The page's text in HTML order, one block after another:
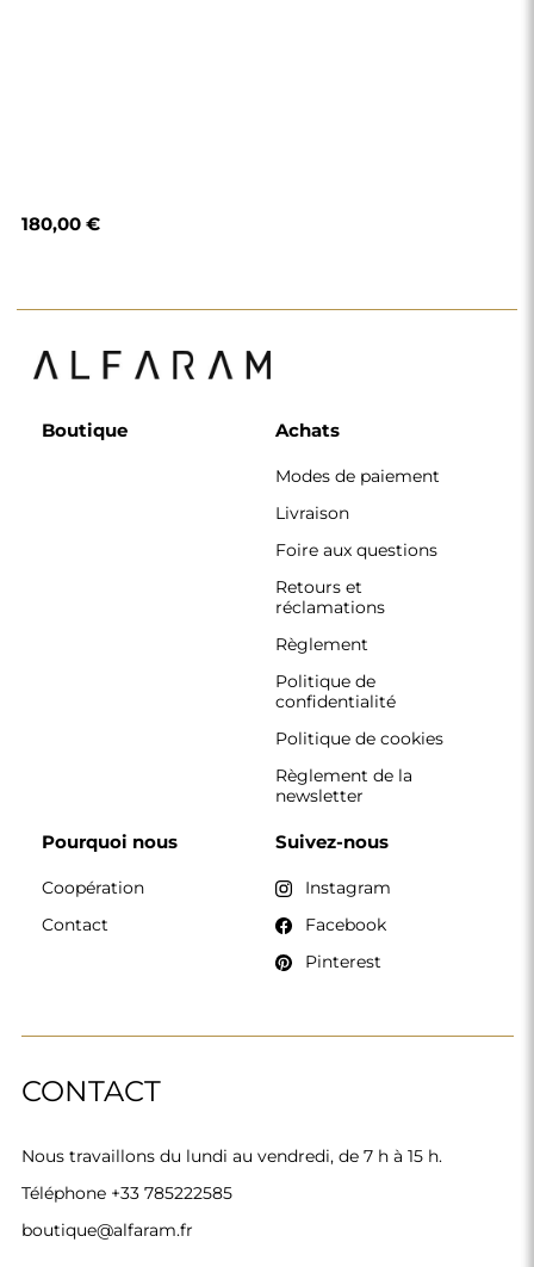
180,00 €
CONTACT
Nous travaillons du lundi au vendredi, de 7 h à 15 h.
Téléphone +33 785222585
boutique@alfaram.fr
Boutique Achats
Modes de paiement
Livraison
Foire aux questions
Retours et
réclamations
Règlement
Politique de
confidentialité
Politique de cookies
Règlement de la
newsletter
Pourquoi nous
Coopération
Contact
Suivez-nous
Instagram
Facebook
Pinterest